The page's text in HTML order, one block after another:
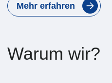
Mehr erfahren
Warum wir?